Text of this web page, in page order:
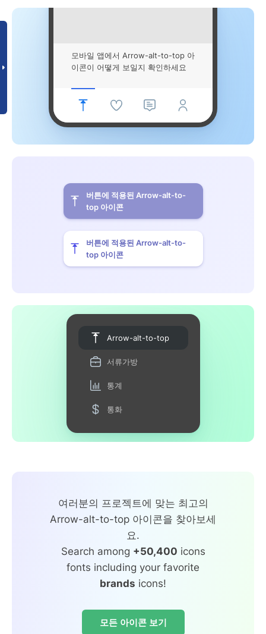
모바일 앱에서 Arrow-alt-to-top 아
이콘이 어떻게 보일지 확인하세요
버튼에 적용된 Arrow-alt-to-
top 아이콘
버튼에 적용된 Arrow-alt-to-
top 아이콘
Arrow-alt-to-top
서류가방
통계
통화
여러분의 프로젝트에 맞는 최고의
Arrow-alt-to-top 아이콘을 찾아보세
요.
Search among +50,400 icons
fonts including your favorite
brands icons!
모든 아이콘 보기